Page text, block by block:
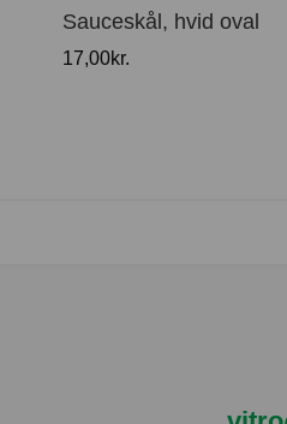
Sauceskål, hvid oval
17,00kr.